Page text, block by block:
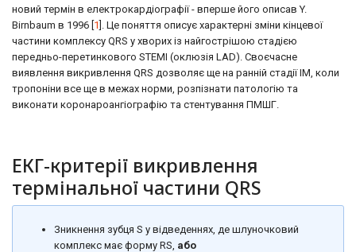
новий термін в електрокардіографії - вперше його описав Y.
Birnbaum в 1996 [ 1 ]. Це поняття описує характерні зміни кінцевої
частини комплексу QRS у хворих із найгострішою стадією
передньо-перетинкового STEMI (оклюзія LAD). Своєчасне
виявлення викривлення QRS дозволяє ще на ранній стадії ІМ, коли
тропоніни все ще в межах норми, розпізнати патологію та
виконати коронароангіографію та стентування ПМШГ.
ЕКГ-критерії викривлення
термінальної частини QRS
Зникнення зубця S у відведеннях, де шлуночковий
комплекс має форму RS, або